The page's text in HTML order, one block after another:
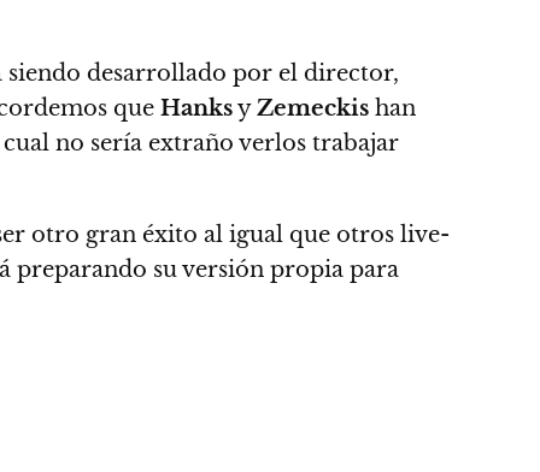
siendo desarrollado por el director,
que HanksyZemeckis han
no sería extraño verlos trabajar
otro gran éxito al igual que otros live-
preparando su versión propia para